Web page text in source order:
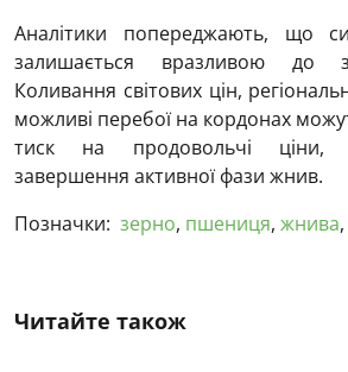
Аналітики попереджають, що
залишається вразливою до
Коливання світових цін,
можливі перебої на кордонах
тиск на продовольчі ціни,
завершення активної фази жнив.
Позначки: зерно, пшениця, жнива,
Читайте також